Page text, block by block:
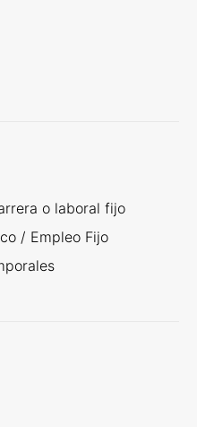
o laboral fijo
/ Empleo Fijo